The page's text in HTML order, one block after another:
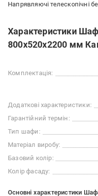
Напрявляючі телескопічні
Характеристики
800х520х2200 мм
Комплектація:
Додаткові характеристики:
Гарантійний термін:
Тип шафи:
Матеріал виробу:
Базовий колір:
Колір фасаду:
Основні характеристики